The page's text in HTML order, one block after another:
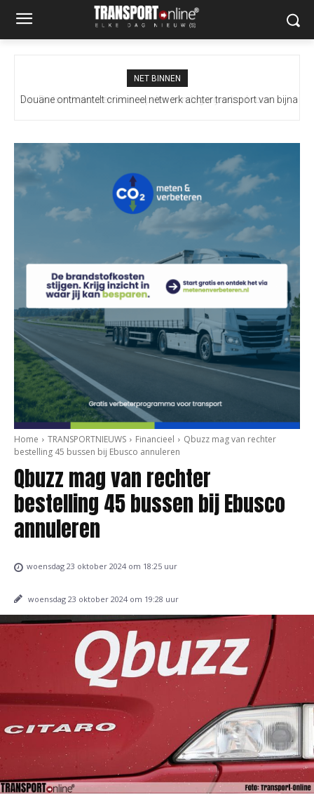
NET BINNEN
Douane ontmantelt crimineel netwerk achter transport van bijna
Home TRANSPORTNIEUWS Financieel
Qbuzz mag van rechter
bestelling 45 bussen bij Ebusco annuleren
Qbuzz mag van rechter
bestelling 45 bussen bij Ebusco
annuleren
woensdag 23 oktober 2024 om 18:25 uur
woensdag 23 oktober 2024 om 19:28 uur